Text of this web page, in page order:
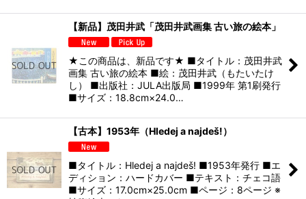
【新品】茂田井武「茂田井武画集 古い旅の絵本」
★この商品は、新品です★ ■タイトル：茂田井武
画集 古い旅の絵本 ■絵：茂田井武（もたいたけ
し） ■出版社：JULA出版局 ■1999年 第1刷発行
■サイズ：18.8cm×24.0…
【古本】1953年（Hledej a najdeš!）
■タイトル：Hledej a najdeš! ■1953年発行 ■エ
ディション：ハードカバー ■テキスト：チェコ語
■サイズ：17.0cm×25.0cm ■ページ：8ページ ※